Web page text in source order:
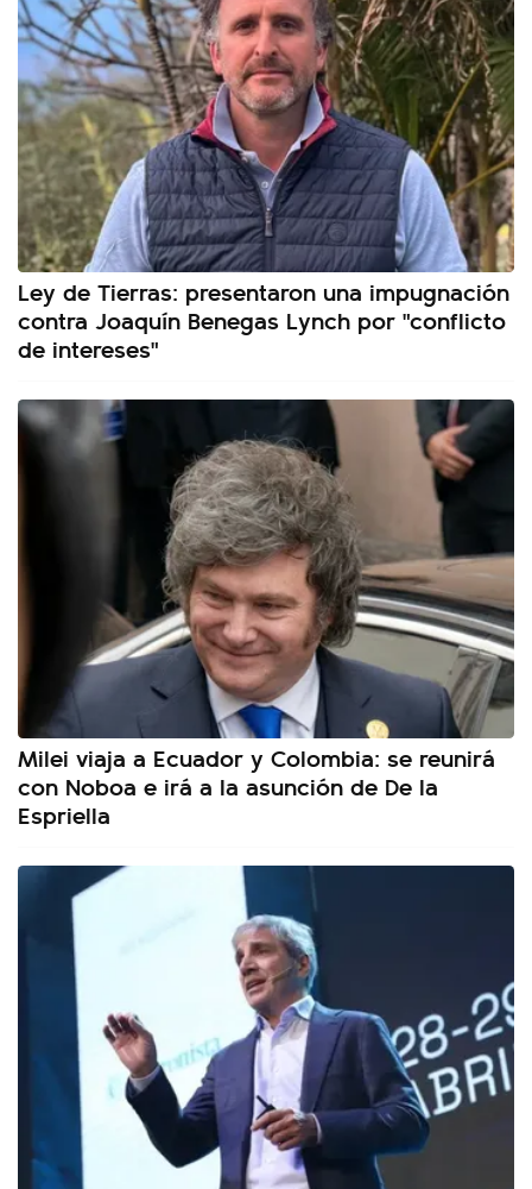
Ley de Tierras: presentaron una impugnación
contra Joaquín Benegas Lynch por "conflicto
de intereses"
Milei viaja a Ecuador y Colombia: se reunirá
con Noboa e irá a la asunción de De la
Espriella